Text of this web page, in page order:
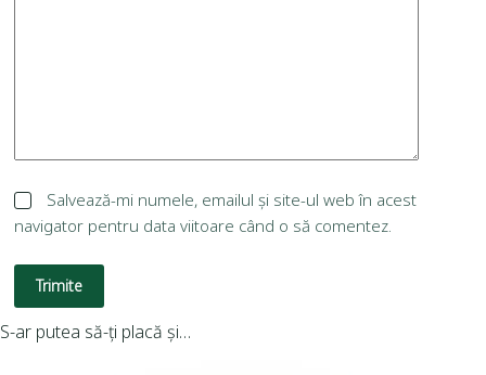
Salvează-mi numele, emailul și site-ul web în acest
navigator pentru data viitoare când o să comentez.
Trimite
S-ar putea să-ți placă și…